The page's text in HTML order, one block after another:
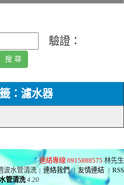
驗證：
：濾水器
連絡專線 0915888575 林先生
波水管清洗 | 連絡我們 | 友情連結 | RSS
管清洗 4.20